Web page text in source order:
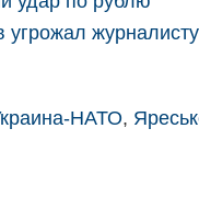
журналисту
НАТО,